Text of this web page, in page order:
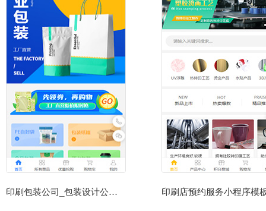
印刷包装公司_包装设计公司小程序模板